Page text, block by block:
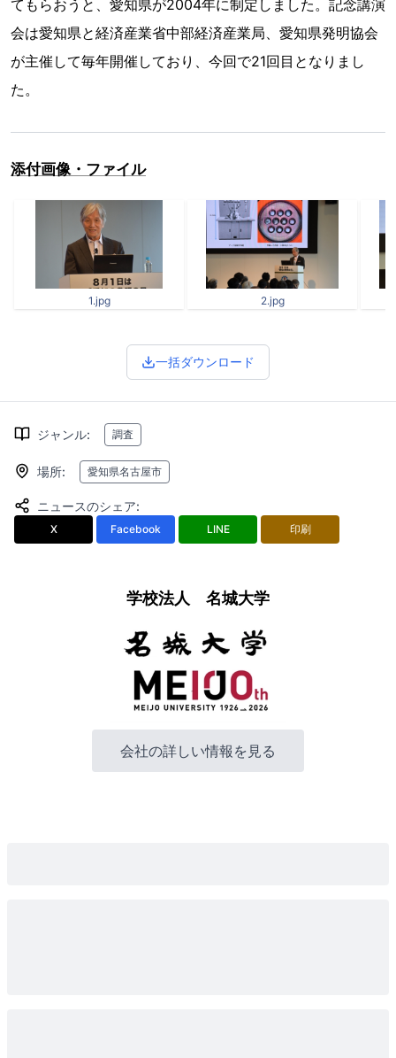
てもらおうと、愛知県が2004年に制定しました。記念講演
会は愛知県と経済産業省中部経済産業局、愛知県発明協会
が主催して毎年開催しており、今回で21回目となりまし
た。
添付画像・ファイル
1.jpg 2.jpg
一括ダウンロード
ジャンル: 調査
場所: 愛知県名古屋市
ニュースのシェア:
X Facebook LINE 印刷
学校法人 名城大学
会社の詳しい情報を見る